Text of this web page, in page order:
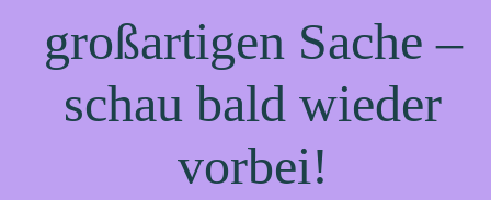
großartigen Sache –
schau bald wieder
vorbei!